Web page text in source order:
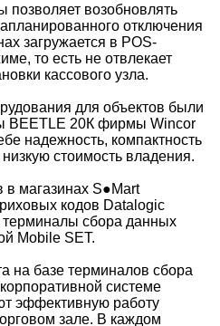
позволяет возобновлять
отключения
загружается в POS-
то есть не отвлекает
кассового узла.
для объектов были
BEETLE 20К фирмы Wincor
надежность, компактность
стоимость владения.
магазинах S●Mart
кодов Datalogic
сбора данных
Mobile SET.
на базе терминалов сбора
системе
эффективную работу
зале. В каждом